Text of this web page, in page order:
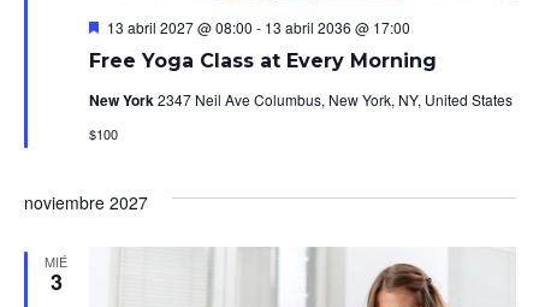
Free Yoga Class at Every Morning
Destacado
13 abril 2027 @ 08:00 - 13 abril 2036 @ 17:00
New York2347 Neil Ave Columbus, New York, NY, United States
$100
noviembre 2027
MIÉ
3